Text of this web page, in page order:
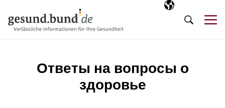
Выбранный
RU
Поиск
Ответы на вопросы о
здоровье